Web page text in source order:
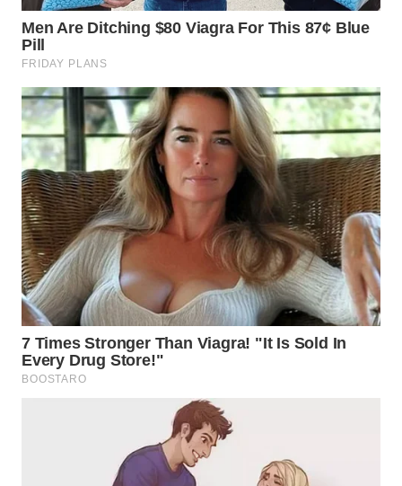
WN
BEKASI
WN
BOGOR
WN
DEPOK
WN
TAPANULI
UTARA
WN
SAMOSIR